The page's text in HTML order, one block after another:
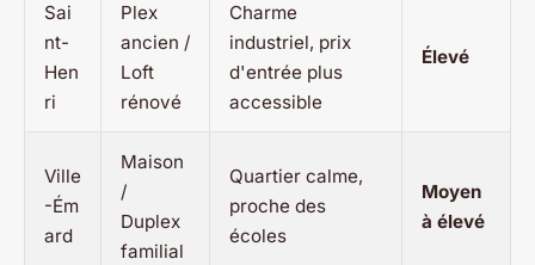
Sai
nt-
Hen
ri
Plex
ancien /
Loft
rénové
Charme
industriel, prix
d'entrée plus
accessible
Élevé
Ville
-Ém
ard
Maison
/
Duplex
familial
Quartier calme,
proche des
écoles
Moyen
à élevé